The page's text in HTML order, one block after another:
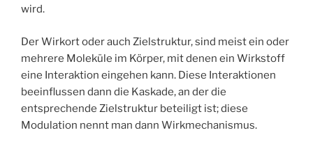
wird.
Der Wirkort oder auch Zielstruktur, sind meist ein oder
mehrere Moleküle im Körper, mit denen ein Wirkstoff
eine Interaktion eingehen kann. Diese Interaktionen
beeinflussen dann die Kaskade, an der die
entsprechende Zielstruktur beteiligt ist; diese
Modulation nennt man dann Wirkmechanismus.